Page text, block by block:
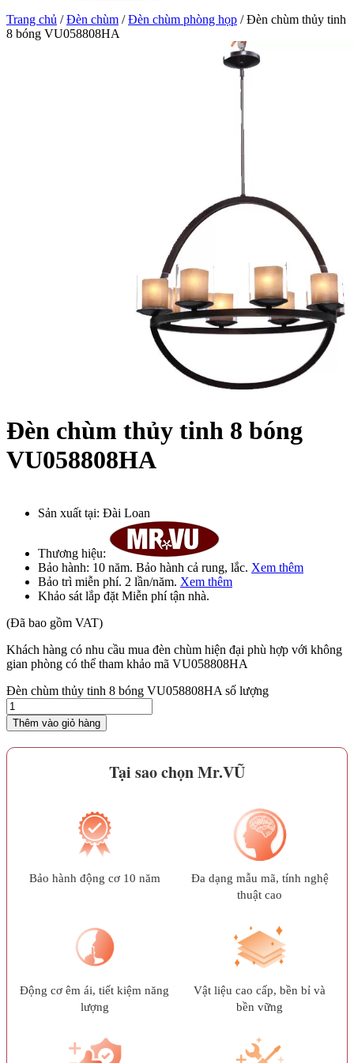
Trang chủ /Đèn chùm /Đèn chùm phòng họp /Đèn chùm thủy tinh
8 bóng VU058808HA
Đèn chùm thủy tinh 8 bóng
VU058808HA
Sản xuất tại: Đài Loan
Thương hiệu:
Bảo hành: 10 năm. Bảo hành cả rung, lắc. Xem thêm
Bảo trì miễn phí. 2 lần/năm. Xem thêm
Khảo sát lắp đặt Miễn phítận nhà.
(Đã bao gồm VAT)
Khách hàng có nhu cầu mua đèn chùm hiện đại phù hợp với không
gian phòng có thể tham khảo mã VU058808HA
Đèn chùm thủy tinh 8 bóng VU058808HA số lượng
Thêm vào giỏ hàng
Tại sao chọn Mr.VŨ
Bảo hành động cơ 10 năm
Đa dạng mẫu mã, tính nghệ
thuật cao
Động cơ êm ái, tiết kiệm năng
lượng
Vật liệu cao cấp, bền bỉ và
bền vững